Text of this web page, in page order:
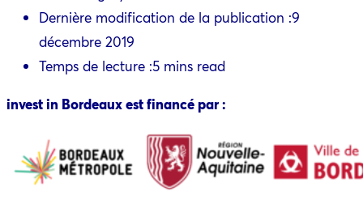
Dernière modification de la publication :9
décembre 2019
Temps de lecture :5 mins read
invest in Bordeaux est financé par :